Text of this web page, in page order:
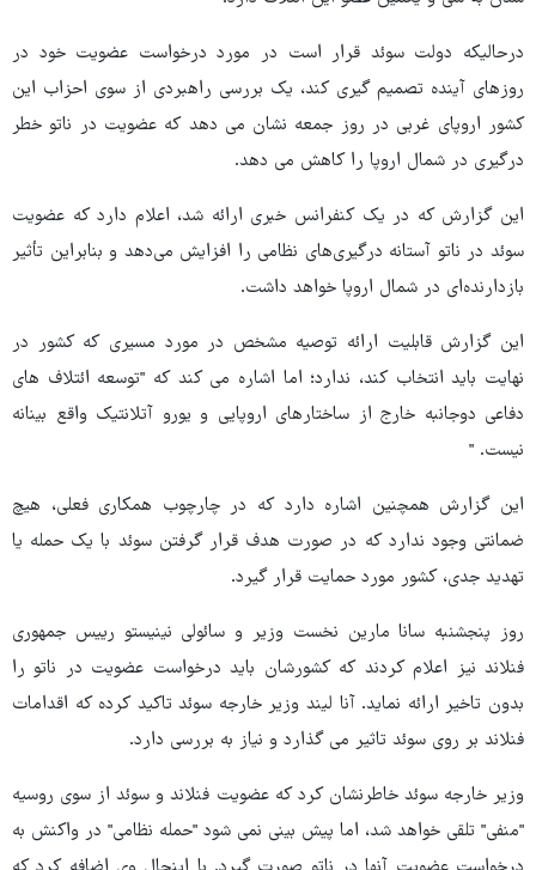
درحالیکه دولت سوئد قرار است در مورد درخواست عضویت خود در
روزهای آینده تصمیم گیری کند، یک بررسی راهبردی از سوی احزاب این
کشور اروپای غربی در روز جمعه نشان می دهد که عضویت در ناتو خطر
درگیری در شمال اروپا را کاهش می دهد.
این گزارش که در یک کنفرانس خبری ارائه شد، اعلام دارد که عضویت
سوئد در ناتو آستانه درگیری‌های نظامی را افزایش می‌دهد و بنابراین تأثیر
بازدارنده‌ای در شمال اروپا خواهد داشت.
این گزارش قابلیت ارائه توصیه مشخص در مورد مسیری که کشور در
نهایت باید انتخاب کند، ندارد؛ اما اشاره می کند که "توسعه ائتلاف های
دفاعی دوجانبه خارج از ساختارهای اروپایی و یورو آتلانتیک واقع بینانه
نیست. "
این گزارش همچنین اشاره دارد که در چارچوب همکاری فعلی، هیچ
ضمانتی وجود ندارد که در صورت هدف قرار گرفتن سوئد با یک حمله یا
تهدید جدی، کشور مورد حمایت قرار گیرد.
روز پنجشنبه سانا مارین نخست وزیر و سائولی نینیستو رییس جمهوری
فنلاند نیز اعلام کردند که کشورشان باید درخواست عضویت در ناتو را
بدون تاخیر ارائه نماید. آنا لیند وزیر خارجه سوئد تاکید کرده که اقدامات
فنلاند بر روی سوئد تاثیر می گذارد و نیاز به بررسی دارد.
وزیر خارجه سوئد خاطرنشان کرد که عضویت فنلاند و سوئد از سوی روسیه
"منفی" تلقی خواهد شد، اما پیش بینی نمی شود "حمله نظامی" در واکنش به